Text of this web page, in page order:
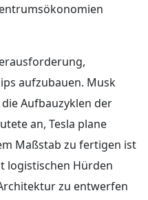
aufzubauen. Musk
Aufbauzyklen der
an, Tesla plane
Maßstab zu fertigen ist
logistischen Hürden
zu entwerfen